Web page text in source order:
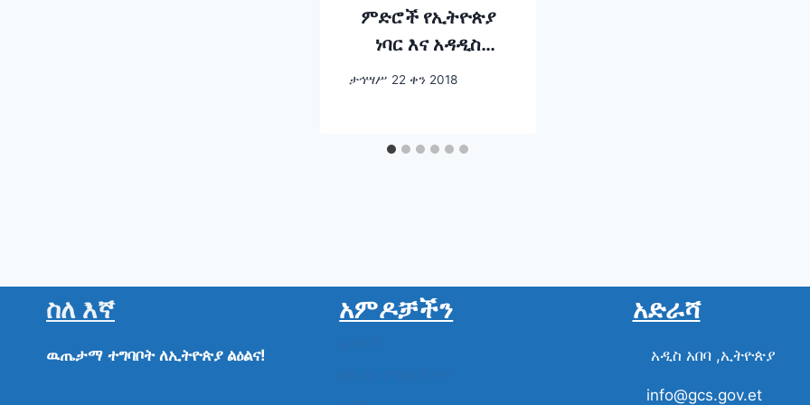
ምድሮች የኢትዮጵያ
ነባር እና አዳዲስ
የቱሪዝም ስፍራዎች
ታኅሣሥ 22 ቀን 2018
ስለ እኛ
ዉጤታማ ተግባቦት ለኢትዮጵያ ልዕልና!
አምዶቻችን አድራሻ
አዲስ አበባ ,ኢትዮጵያ
info@gcs.gov.et